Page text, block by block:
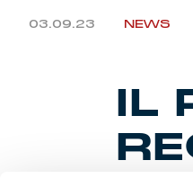
03.09.23 NEWS
IL